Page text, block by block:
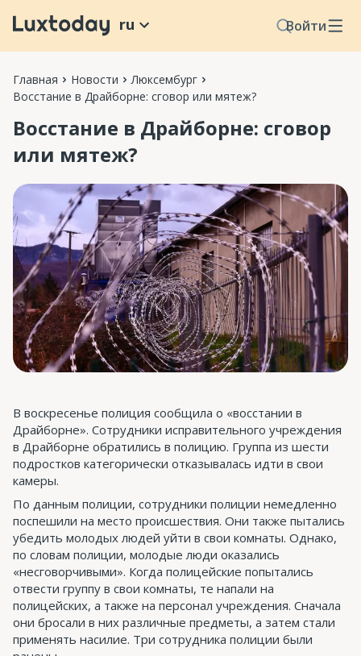
Войти
ru
Главная Новости
Люксембург
Восстание в Драйборне: сговор или мятеж?
Восстание в Драйборне: сговор
или мятеж?
В воскресенье полиция сообщила о «восстании в
Драйборне». Сотрудники исправительного учреждения
в Драйборне обратились в полицию. Группа из шести
подростков категорически отказывалась идти в свои
камеры.
По данным полиции, сотрудники полиции немедленно
поспешили на место происшествия. Они также пытались
убедить молодых людей уйти в свои комнаты. Однако,
по словам полиции, молодые люди оказались
«несговорчивыми». Когда полицейские попытались
отвести группу в свои комнаты, те напали на
полицейских, а также на персонал учреждения. Сначала
они бросали в них различные предметы, а затем стали
применять насилие. Три сотрудника полиции были